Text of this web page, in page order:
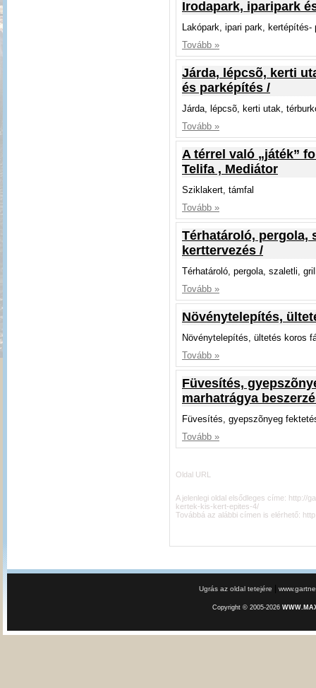
Irodapark, iparipark
Lakópark, ipari park, kertépítés-
Tovább »
Járda, lépcsõ, kerti
és parképítés /
Járda, lépcsõ, kerti utak,
Tovább »
A térrel való „játék”
Telifa , Mediátor
Sziklakert, támfal
Tovább »
Térhatároló, pergola,
kerttervezés /
Térhatároló, pergola, szaletli,
Tovább »
Növénytelepítés,
Növénytelepítés, ültetés koros
Tovább »
Füvesítés,
marhatrágya
Füvesítés, gyepszõnyeg
Tovább »
Oldal URL
A jelenlegi oldal elsődleges címe: http://
kertek-kis-kert-epites-4/
Továbbá az alábbi címen is elérhető:
Ugrás az oldal tetejére
Copyright © 2005-2026